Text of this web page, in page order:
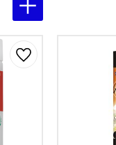
Lägg till i favoriter